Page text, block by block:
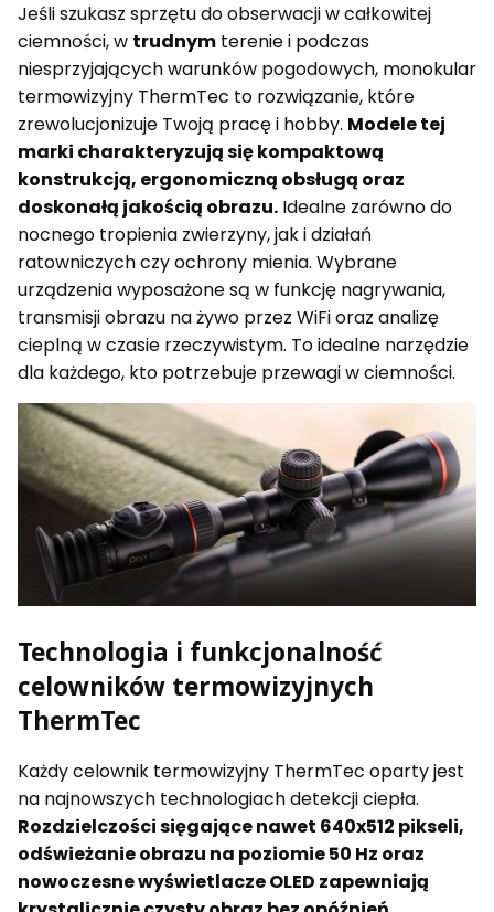
Jeśli szukasz sprzętu do obserwacji w całkowitej
ciemności, w trudnym terenie i podczas
niesprzyjających warunków pogodowych, monokular
termowizyjny ThermTec to rozwiązanie, które
zrewolucjonizuje Twoją pracę i hobby. Modele tej
marki charakteryzują się kompaktową
konstrukcją, ergonomiczną obsługą oraz
doskonałą jakością obrazu. Idealne zarówno do
nocnego tropienia zwierzyny, jak i działań
ratowniczych czy ochrony mienia. Wybrane
urządzenia wyposażone są w funkcję nagrywania,
transmisji obrazu na żywo przez WiFi oraz analizę
cieplną w czasie rzeczywistym. To idealne narzędzie
dla każdego, kto potrzebuje przewagi w ciemności.
Technologia i funkcjonalność
celowników termowizyjnych
ThermTec
Każdy celownik termowizyjny ThermTec oparty jest
na najnowszych technologiach detekcji ciepła.
Rozdzielczości sięgające nawet 640x512 pikseli,
odświeżanie obrazu na poziomie 50 Hz oraz
nowoczesne wyświetlacze OLED zapewniają